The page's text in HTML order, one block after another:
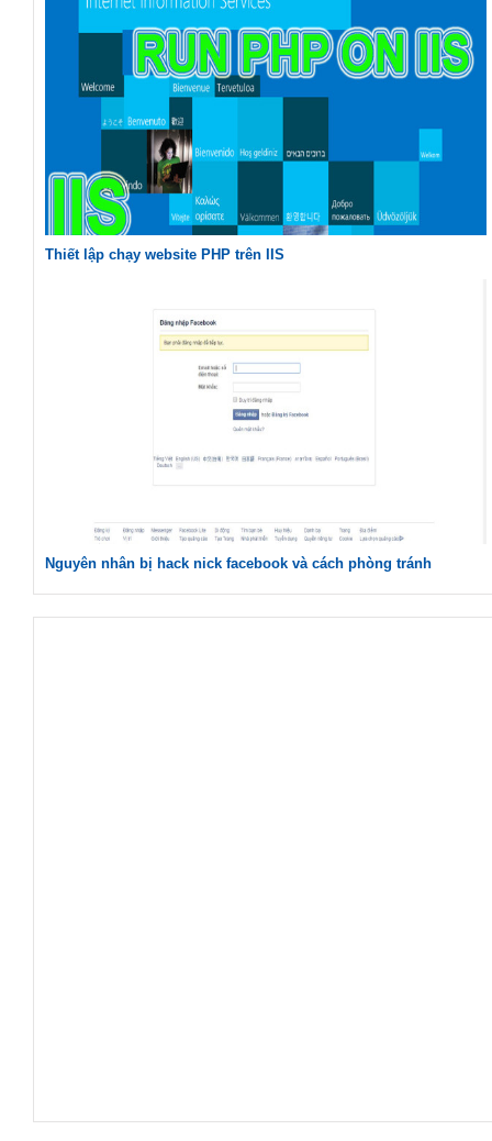
Thiết lập chạy website PHP trên IIS
Nguyên nhân bị hack nick facebook và cách phòng tránh